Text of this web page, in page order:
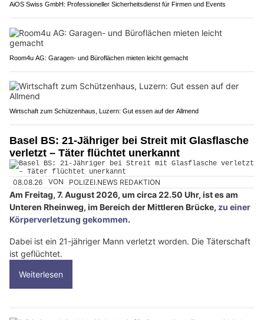
AiOS Swiss GmbH: Professioneller Sicherheitsdienst für Firmen und Events
Room4u AG: Garagen- und Büroflächen mieten leicht gemacht
Wirtschaft zum Schützenhaus, Luzern: Gut essen auf der Allmend
Basel BS: 21-Jähriger bei Streit mit Glasflasche
verletzt – Täter flüchtet unerkannt
08.08.26 VON POLIZEI.NEWS REDAKTION
Am Freitag, 7. August 2026, um circa 22.50 Uhr, ist es am
Unteren Rheinweg, im Bereich der Mittleren Brücke, zu einer
Körperverletzung gekommen.
Dabei ist ein 21-jähriger Mann verletzt worden. Die Täterschaft
ist geflüchtet.
Weiterlesen